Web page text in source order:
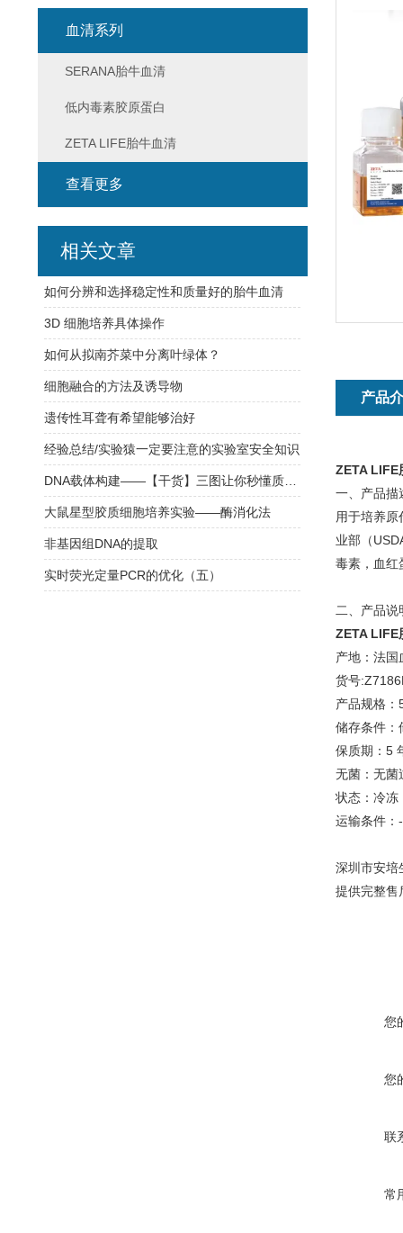
产品
ZETA LIFE
一、产品描
用于培养
业部（
毒素，血红
二、产品说
ZETA LIFE
产地：法国
货号
产品规格：
储存条件：
保质期：5
无菌：无菌
状态：冷冻
运输条件：
深圳市安培
提供完整售
您
您
联
常
血清系列
SERANA胎牛血清
低内毒素胶原蛋白
ZETA LIFE胎牛血清
查看更多
相关文章
如何分辨和选择稳定性和质量好的胎牛血清
3D 细胞培养具体操作
如何从拟南芥菜中分离叶绿体？
细胞融合的方法及诱导物
遗传性耳聋有希望能够治好
经验总结/实验猿一定要注意的实验室安全知识
大鼠星型胶质细胞培养实验——酶消化法
非基因组DNA的提取
实时荧光定量PCR的优化（五）